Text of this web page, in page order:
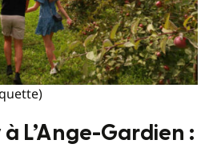
L’Ange-Gardien :